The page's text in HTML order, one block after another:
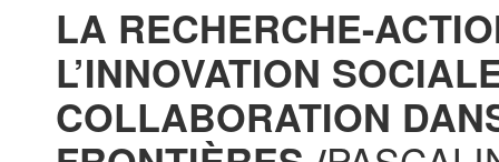
LA RECHERCHE-
L’INNOVATION
COLLABORATION